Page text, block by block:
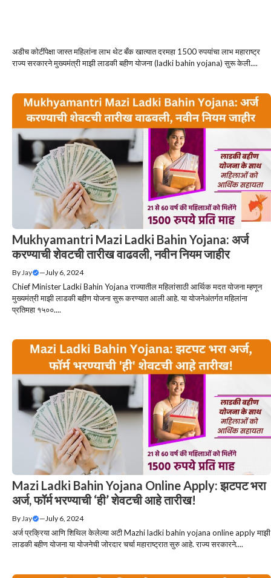
अडीच कोटींपेक्षा जास्त महिलांना लाभ थेट बँक खात्यात दरमहा 1500 रुपयांचा लाभ महाराष्ट्र
राज्य सरकारने मुख्यमंत्री माझी लाडकी बहीण योजना (ladki bahin yojana) सुरू केली....
Mukhyamantri Mazi Ladki Bahin Yojana: अर्ज
करण्याची शेवटची तारीख वाढवली, नवीन नियम जाहीर
By Jay — July 6, 2024
Chief Minister Ladki Bahin Yojana राज्यातील महिलांसाठी आर्थिक मदत योजना म्हणून
मुख्यमंत्री माझी लाडकी बहीण योजना सुरू करण्यात आली आहे. या योजनेअंतर्गत महिलांना
प्रतिमहा १५००....
Mazi Ladki Bahin Yojana Online Apply: झटपट भरा
अर्ज, फॉर्म भरण्याची ‘ही’ शेवटची आहे तारीख!
ByJay —July 6, 2024
अर्ज प्रक्रिया आणि शिथिल केलेल्या अटी Mazhi ladki bahin yojana online apply माझी
लाडकी बहीण योजना या योजनेची जोरदार चर्चा महाराष्ट्रात सुरु आहे. राज्य सरकारने....